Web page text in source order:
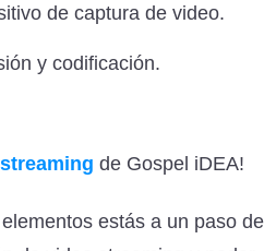
de captura de video.
y codificación.
de Gospel iDEA!
estás a un paso de